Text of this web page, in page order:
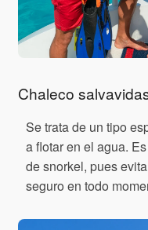
Chaleco
Se trata de un tipo
a flotar en el agua.
de snorkel, pues
seguro en todo